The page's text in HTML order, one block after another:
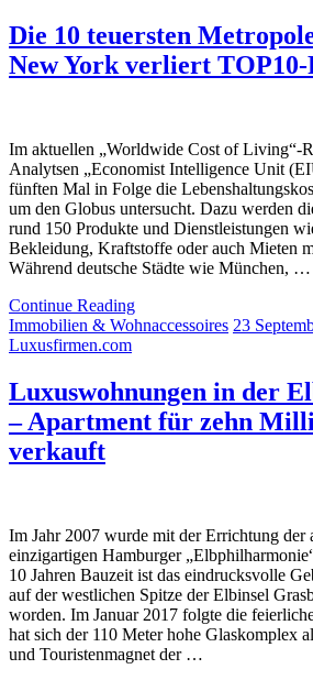
Die 10 teuersten
New York verliert
Im aktuellen „Worldwide Cost of Living“-
Analytsen „Economist Intelligence Unit
fünften Mal in Folge die
um den Globus untersucht. Dazu werden
rund 150 Produkte und Dienstleistungen
Bekleidung, Kraftstoffe oder auch Mieten
Während deutsche Städte wie München, …
Continue Reading
Immobilien & Wohnaccessoires 23
Luxusfirmen.com
Luxuswohnungen in der
– Apartment für zehn
verkauft
Im Jahr 2007 wurde mit der Errichtung der
einzigartigen Hamburger
10 Jahren Bauzeit ist das eindrucksvolle
auf der westlichen Spitze der Elbinsel
worden. Im Januar 2017 folgte die
hat sich der 110 Meter hohe Glaskomplex
und Touristenmagnet der …